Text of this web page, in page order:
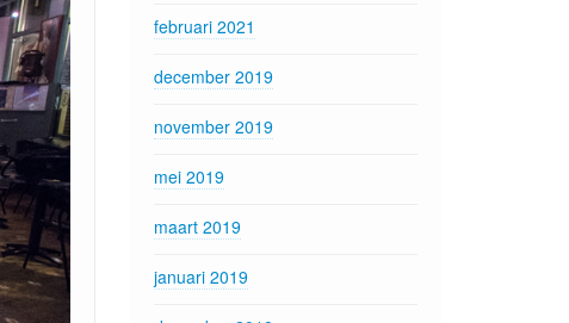
februari 2021
december 2019
november 2019
mei 2019
maart 2019
januari 2019